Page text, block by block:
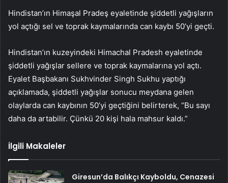
Hindistan’ın Himaşal Pradeş eyaletinde şiddetli yağışların
yol açtığı sel ve toprak kaymalarında can kaybı 50’yi geçti.
Hindistan’ın kuzeyindeki Himachal Pradesh eyaletinde
şiddetli yağışlar sellere ve toprak kaymalarına yol açtı.
Eyalet Başbakanı Sukhvinder Singh Sukhu yaptığı
açıklamada, şiddetli yağışlar sonucu meydana gelen
olaylarda can kaybının 50’yi geçtiğini belirterek, “Bu sayı
daha da artabilir. Çünkü 20 kişi hala mahsur kaldı.”
İlgili Makaleler
Giresun’da Balıkçı Kayboldu, Cenazesi